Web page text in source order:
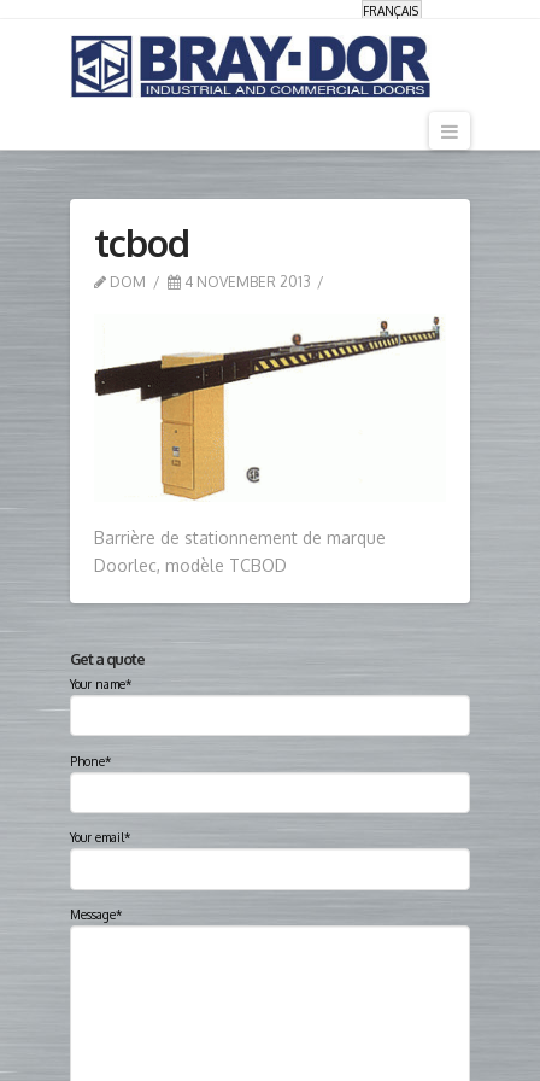
FRANÇAIS
tcbod
DOM 4 NOVEMBER 2013
Barrière de stationnement de marque
Doorlec, modèle TCBOD
Get a quote
Your name*
Phone*
Your email*
Message*